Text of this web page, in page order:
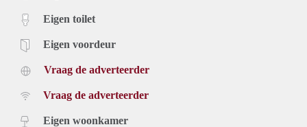
Eigen toilet
Eigen voordeur
Vraag de adverteerder
Vraag de adverteerder
Eigen woonkamer